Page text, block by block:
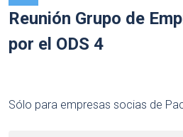
Reunión Grupo de
por el ODS 4
Sólo para empresas socias de